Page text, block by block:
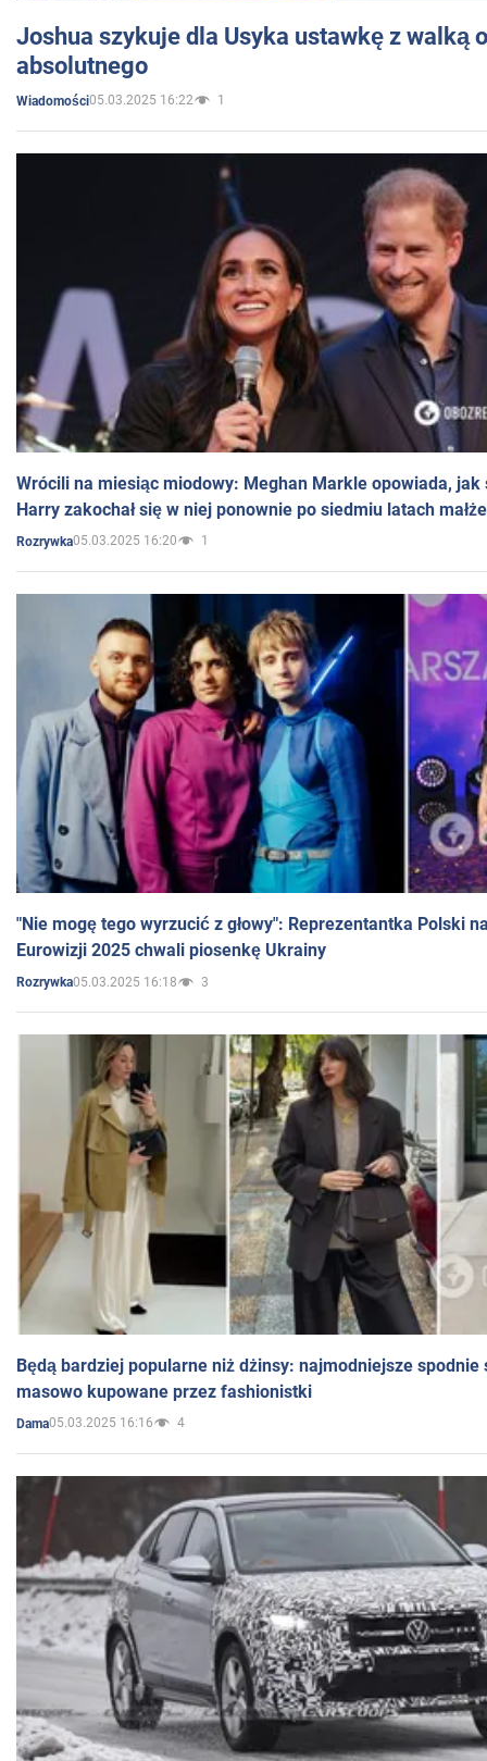
Joshua szykuje dla Usyka ustawkę z walką
absolutnego
Wiadomości05.03.2025 16:22 1
Wrócili na miesiąc miodowy: Meghan Markle opowiada, jak
Harry zakochał się w niej ponownie po siedmiu latach
Rozrywka05.03.2025 16:20 1
"Nie mogę tego wyrzucić z głowy": Reprezentantka Polski
Eurowizji 2025 chwali piosenkę Ukrainy
Rozrywka05.03.2025 16:18 3
Będą bardziej popularne niż dżinsy: najmodniejsze spodnie
masowo kupowane przez fashionistki
Dama05.03.2025 16:16 4